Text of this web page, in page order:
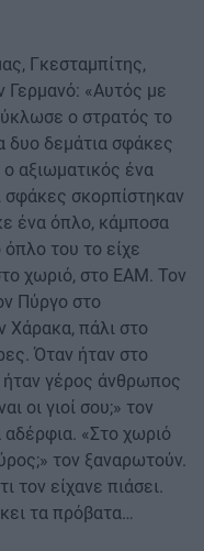
Γκεσταμπίτης,
Γερμανό: «Αυτός με
ο στρατός το
δυο δεμάτια σφάκες
αξιωματικός ένα
σφάκες σκορπίστηκαν
ένα όπλο, κάμποσα
όπλο του το είχε
χωριό, στο ΕΑΜ. Τον
Πύργο στο
Χάρακα, πάλι στο
Όταν ήταν στο
γέρος άνθρωπος
οι γιοί σου;» τον
«Στο χωριό
τον ξαναρωτούν.
τον είχανε πιάσει.
τα πρόβατα…